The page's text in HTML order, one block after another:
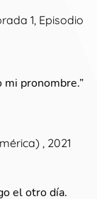
1, Episodio
mi pronombre.”
) , 2021
el otro día.